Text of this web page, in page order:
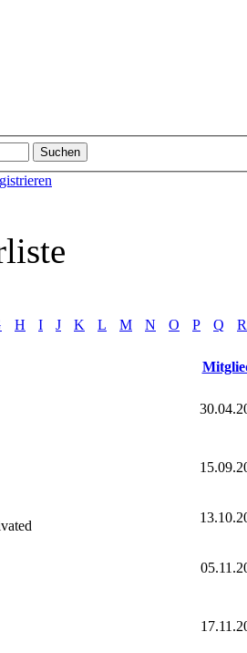
H I J K L M N O P Q
R